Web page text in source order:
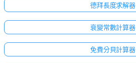
德拜長度求解器
衰變常數計算器
免費分貝計算器